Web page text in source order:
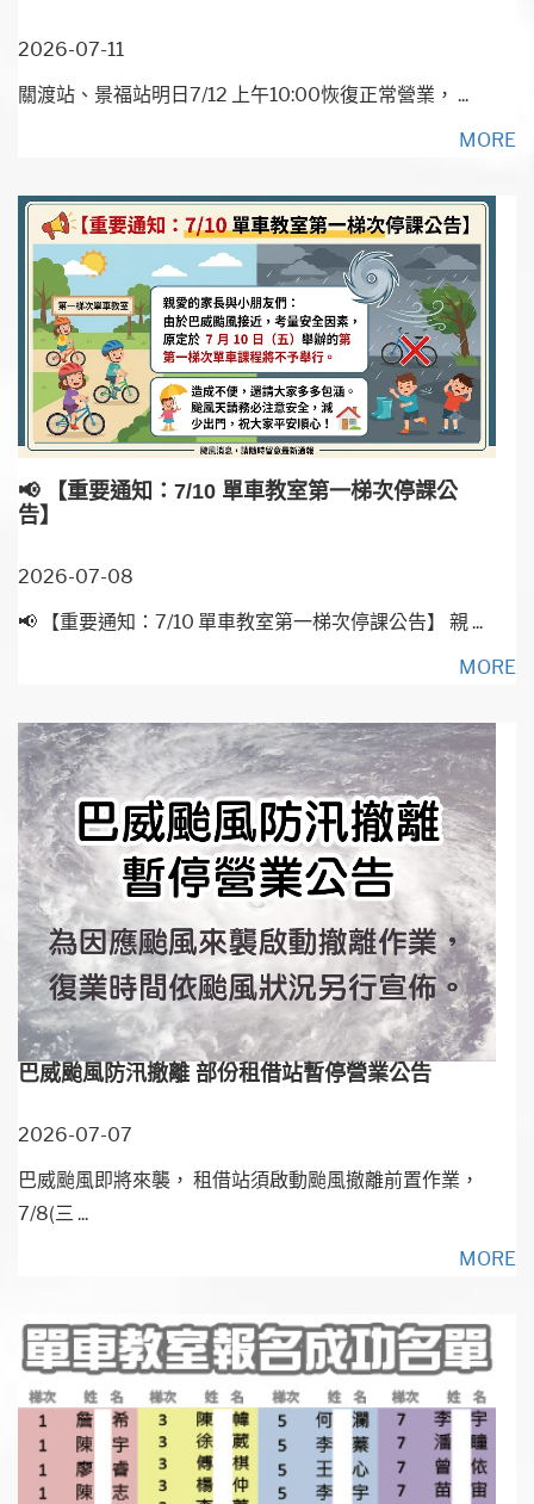
2026-07-11
關渡站、景福站明日7/12 上午10:00恢復正常營業， ...
MORE
📢 【重要通知：7/10 單車教室第一梯次停課公
告】
2026-07-08
📢 【重要通知：7/10 單車教室第一梯次停課公告】 親 ...
MORE
巴威颱風防汛撤離 部份租借站暫停營業公告
2026-07-07
巴威颱風即將來襲， 租借站須啟動颱風撤離前置作業，
7/8(三 ...
MORE